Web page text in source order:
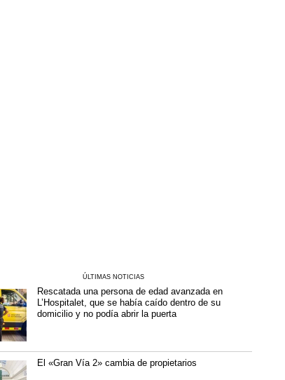
ÚLTIMAS NOTICIAS
Rescatada una persona de edad avanzada en
L’Hospitalet, que se había caído dentro de su
domicilio y no podía abrir la puerta
El «Gran Vía 2» cambia de propietarios